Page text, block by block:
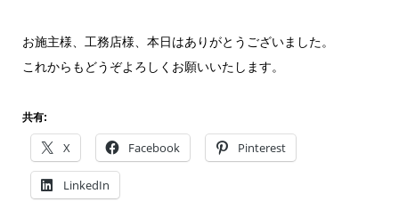
お施主様、工務店様、本日はありがとうございました。
これからもどうぞよろしくお願いいたします。
共有:
X Facebook Pinterest
LinkedIn